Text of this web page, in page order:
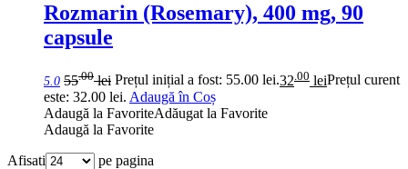
Rozmarin (Rosemary), 400 mg, 90
capsule
5.0 55.00 lei Prețul inițial a fost: 55.00 lei.32 .00 leiPrețul curent
este: 32.00 lei. Adaugă în Coș
Adaugă la FavoriteAdăugat la Favorite
Adaugă la Favorite
Afisati
pe pagina